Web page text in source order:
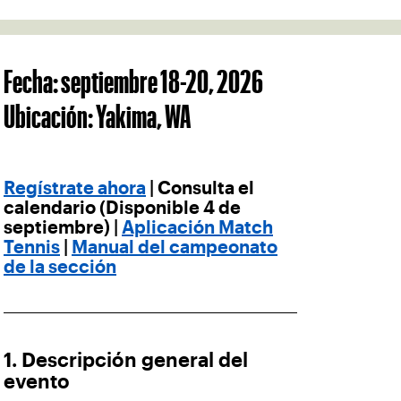
Fecha: septiembre 18-20, 2026
Ubicación: Yakima, WA
Regístrate ahora | Consulta el
calendario (Disponible 4 de
septiembre) | Aplicación Match
Tennis
Manual del campeonato
de la sección
1. Descripción general del
evento